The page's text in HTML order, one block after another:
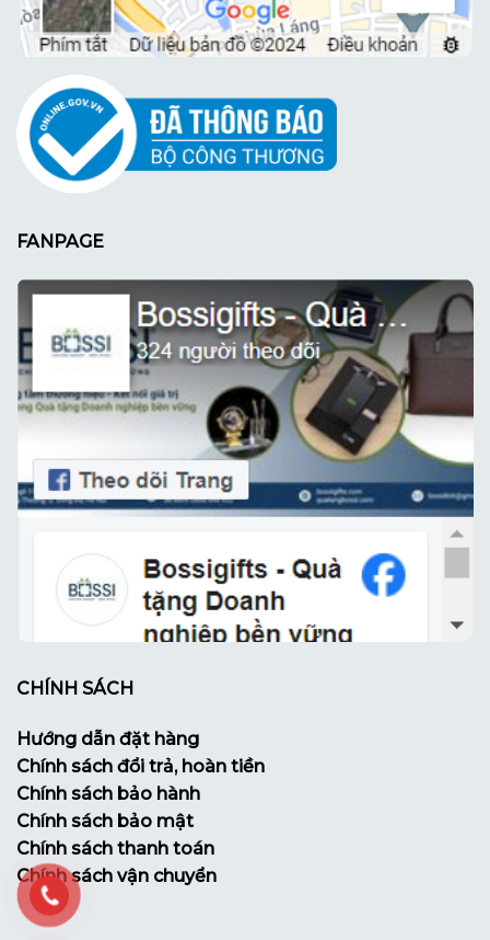
FANPAGE
CHÍNH SÁCH
Hướng dẫn đặt hàng
Chính sách đổi trả, hoàn tiền
Chính sách bảo hành
Chính sách bảo mật
Chính sách thanh toán
Chính sách vận chuyển